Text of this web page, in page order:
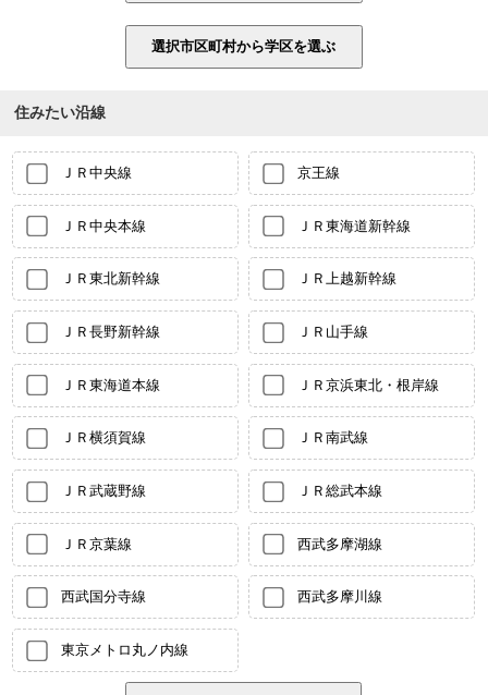
住みたい沿線
ＪＲ中央線 京王線
ＪＲ中央本線 ＪＲ東海道新幹線
ＪＲ東北新幹線 ＪＲ上越新幹線
ＪＲ長野新幹線 ＪＲ山手線
ＪＲ東海道本線 ＪＲ京浜東北・根岸線
ＪＲ横須賀線 ＪＲ南武線
ＪＲ武蔵野線 ＪＲ総武本線
ＪＲ京葉線 西武多摩湖線
西武国分寺線 西武多摩川線
東京メトロ丸ノ内線